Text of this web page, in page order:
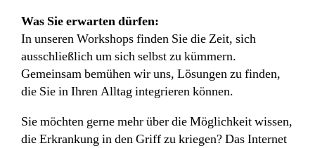
Was Sie erwarten dürfen:
In unseren Workshops finden Sie die Zeit, sich
ausschließlich um sich selbst zu kümmern.
Gemeinsam bemühen wir uns, Lösungen zu finden,
die Sie in Ihren Alltag integrieren können.
Sie möchten gerne mehr über die Möglichkeit wissen,
die Erkrankung in den Griff zu kriegen? Das Internet